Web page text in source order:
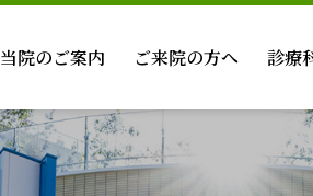
当院のご案内 ご来院の方へ 診療